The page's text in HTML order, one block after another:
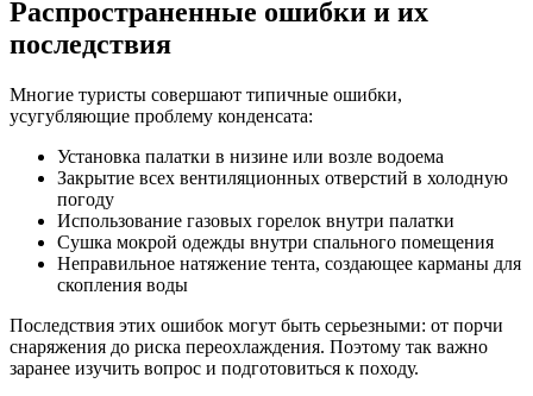
Распространенные ошибки и их
последствия
Многие туристы совершают типичные ошибки,
усугубляющие проблему конденсата:
Установка палатки в низине или возле водоема
Закрытие всех вентиляционных отверстий в холодную
погоду
Использование газовых горелок внутри палатки
Сушка мокрой одежды внутри спального помещения
Неправильное натяжение тента, создающее карманы для
скопления воды
Последствия этих ошибок могут быть серьезными: от порчи
снаряжения до риска переохлаждения. Поэтому так важно
заранее изучить вопрос и подготовиться к походу.